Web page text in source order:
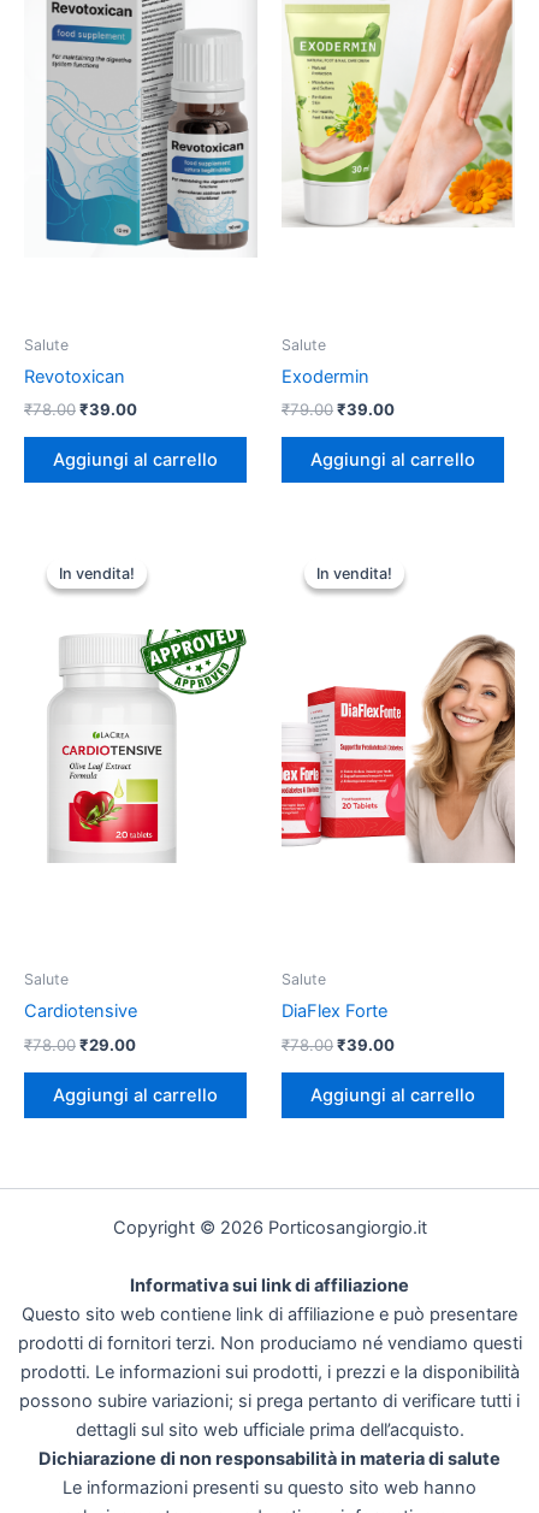
Salute
Revotoxican
₹78.00Il
originale
era:
₹39.00Il
attuale
è:
Aggiungi al carrello
Salute
Exodermin
₹79.00Il
originale
era:
₹39.00Il
attuale
è:
Aggiungi al carrello
In vendita!
In vendita!
Salute
Cardiotensive
₹78.00Il
originale
era:
₹29.00Il
attuale
è:
Aggiungi al carrello
In vendita!
In vendita!
Salute
DiaFlex Forte
₹78.00Il
originale
era:
₹39.00Il
attuale
è:
Aggiungi al carrello
Copyright © 2026 Porticosangiorgio.it
Informativa sui link di affiliazione
Questo sito web contiene link di affiliazione e può presentare
prodotti di fornitori terzi. Non produciamo né vendiamo questi
prodotti. Le informazioni sui prodotti, i prezzi e la disponibilità
possono subire variazioni; si prega pertanto di verificare tutti i
dettagli sul sito web ufficiale prima dell’acquisto.
Dichiarazione di non responsabilità in materia di salute
Le informazioni presenti su questo sito web hanno